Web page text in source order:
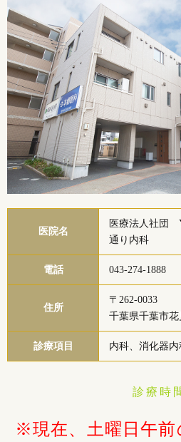
医院名
医療法人社団
通り内科
電話 043-274-1888
住所
〒262-0033
千葉県千葉市
診療項目 内科、消化器内
診療時
※現在、土曜日午前